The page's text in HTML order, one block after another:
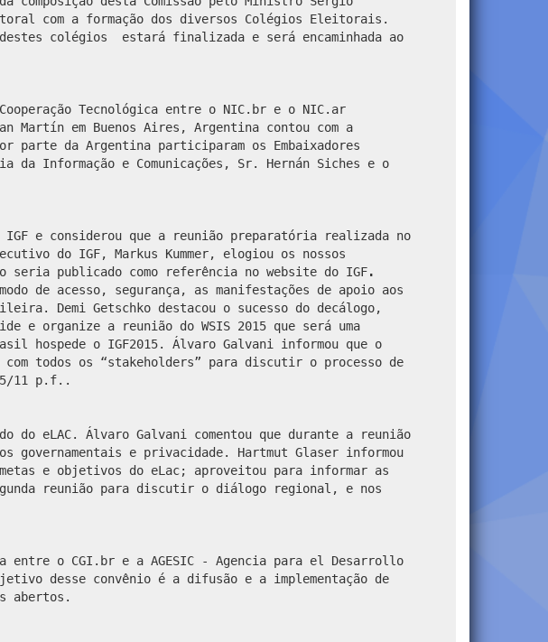
com a formação dos diversos Colégios Eleitorais.
colégios estará finalizada e será encaminhada ao
Tecnológica entre o NIC.br e o NIC.ar
Martín em Buenos Aires, Argentina contou com a
parte da Argentina participaram os Embaixadores
Informação e Comunicações, Sr. Hernán Siches e o
e considerou que a reunião preparatória realizada no
do IGF, Markus Kummer, elogiou os nossos
seria publicado como referência no website do IGF.
de acesso, segurança, as manifestações de apoio aos
Demi Getschko destacou o sucesso do decálogo,
e organize a reunião do WSIS 2015 que será uma
hospede o IGF2015.
Álvaro Galvani informou que o
todos os “stakeholders” para discutir o processo de
11 p.f..
do eLAC. Álvaro Galvani comentou que durante a reunião
governamentais e privacidade. Hartmut Glaser informou
e objetivos do eLac; aproveitou para informar as
reunião para discutir o diálogo regional, e nos
entre o CGI.br e a AGESIC - Agencia para el Desarrollo
desse convênio é a difusão e a implementação de
abertos.